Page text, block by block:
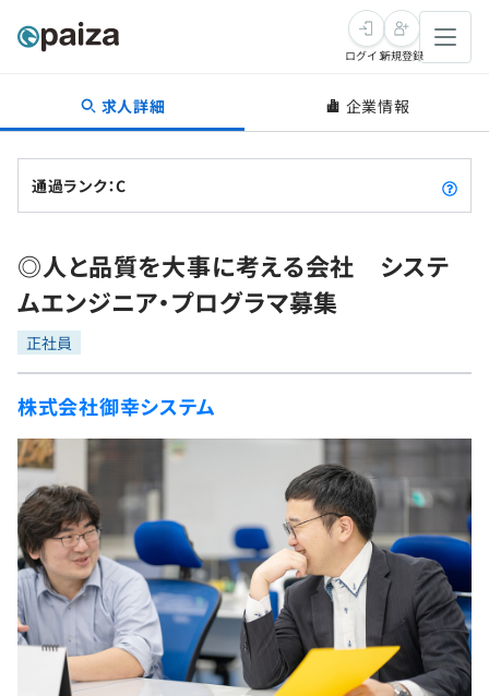
転職・キャリア
転職成功ガイド
転職エージェント
インタビュー
転職成功ガイド
新卒就活
求人検索
本選考
インターン
新卒エージェント
イベント・セミナー
インタビュー
就活成功ガイド
学習
問題集
ナレッジ
リファレンス
プラン
個人向けプラン
プログラミング言語
評価結果一覧
再チャレンジ結果一覧
ゲーム・マンガ
Tech Team Journal
paiza times
note
paizaとは？
ログイン新規登録
求人詳細 企業情報
通過ランク：C
◎人と品質を大事に考える会社 システ
ムエンジニア・プログラマ募集
正社員
株式会社御幸システム